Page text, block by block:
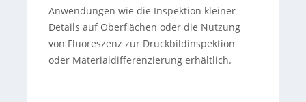
Anwendungen wie die Inspektion kleiner
Details auf Oberflächen oder die Nutzung
von Fluoreszenz zur Druckbildinspektion
oder Materialdifferenzierung erhältlich.